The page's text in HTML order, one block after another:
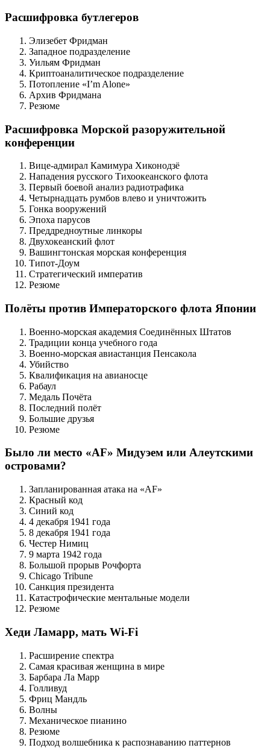
Расшифровка бутлегеров
Элизебет Фридман
Западное подразделение
Уильям Фридман
Криптоаналитическое подразделение
Потопление «I’m Alone»
Архив Фридмана
Резюме
Расшифровка Морской разоружительной
конференции
Вице-адмирал Камимура Хиконодзё
Нападения русского Тихоокеанского флота
Первый боевой анализ радиотрафика
Четырнадцать румбов влево и уничтожить
Гонка вооружений
Эпоха парусов
Преддредноутные линкоры
Двухокеанский флот
Вашингтонская морская конференция
Типот-Доум
Стратегический императив
Резюме
Полёты против Императорского флота Японии
Военно-морская академия Соединённых Штатов
Традиции конца учебного года
Военно-морская авиастанция Пенсакола
Убийство
Квалификация на авианосце
Рабаул
Медаль Почёта
Последний полёт
Большие друзья
Резюме
Было ли место «AF» Мидуэем или Алеутскими
островами?
Запланированная атака на «AF»
Красный код
Синий код
4 декабря 1941 года
8 декабря 1941 года
Честер Нимиц
9 марта 1942 года
Большой прорыв Рочфорта
Chicago Tribune
Санкция президента
Катастрофические ментальные модели
Резюме
Хеди Ламарр, мать Wi-Fi
Расширение спектра
Самая красивая женщина в мире
Барбара Ла Марр
Голливуд
Фриц Мандль
Волны
Механическое пианино
Резюме
Подход волшебника к распознаванию паттернов